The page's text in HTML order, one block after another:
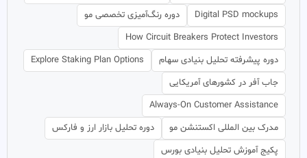
Digital PSD mockups
دوره رنگ‌آمیزی تخصصی مو
How Circuit Breakers Protect Investors
دوره پیشرفته تحلیل بنیادی سهام
Explore Staking Plan Options
جاب آفر در کشورهای آمریکایی
Always-On Customer Assistance
مدرک بین المللی اکستنشن مو
دوره تحلیل بازار ارز و فارکس
پکیج آموزش تحلیل بنیادی بورس